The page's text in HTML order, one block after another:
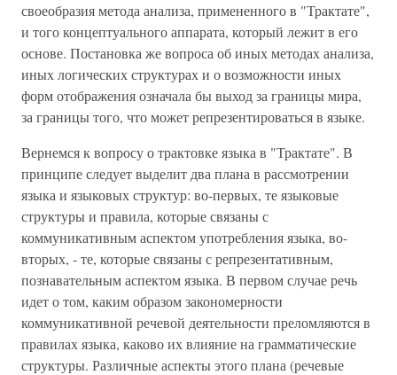
своеобразия метода анализа, примененного в "Трактате",
и того концептуального аппарата, который лежит в его
основе. Постановка же вопроса об иных методах анализа,
иных логических структурах и о возможности иных
форм отображения означала бы выход за границы мира,
за границы того, что может репрезентироваться в языке.
Вернемся к вопросу о трактовке языка в "Трактате". В
принципе следует выделит два плана в рассмотрении
языка и языковых структур: во-первых, те языковые
структуры и правила, которые связаны с
коммуникативным аспектом употребления языка, во-
вторых, - те, которые связаны с репрезентативным,
познавательным аспектом языка. В первом случае речь
идет о том, каким образом закономерности
коммуникативной речевой деятельности преломляются в
правилах языка, каково их влияние на грамматические
структуры. Различные аспекты этого плана (речевые